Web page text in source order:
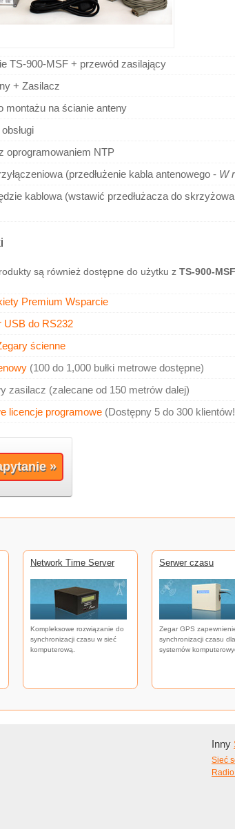
TS-900-MSF + przewód zasilający
+ Zasilacz
montażu na ścianie anteny
oprogramowaniem NTP
(przedłużenie kabla antenowego - W
kablowa (wstawić przedłużacza do
są również dostępne do użytku z TS-900-MSF
Premium Wsparcie
USB do RS232
ścienne
(100 do 1,000 bułki metrowe dostępne)
zasilacz (zalecane od 150 metrów dalej)
licencje programowe (Dostępny 5 do 300
»
Network Time Server
Kompleksowe rozwiązanie do
synchronizacji czasu w sieć
komputerową.
Serwer czasu
Zegar GPS
synchronizacji czasu dla
systemów
Inny
Sieć